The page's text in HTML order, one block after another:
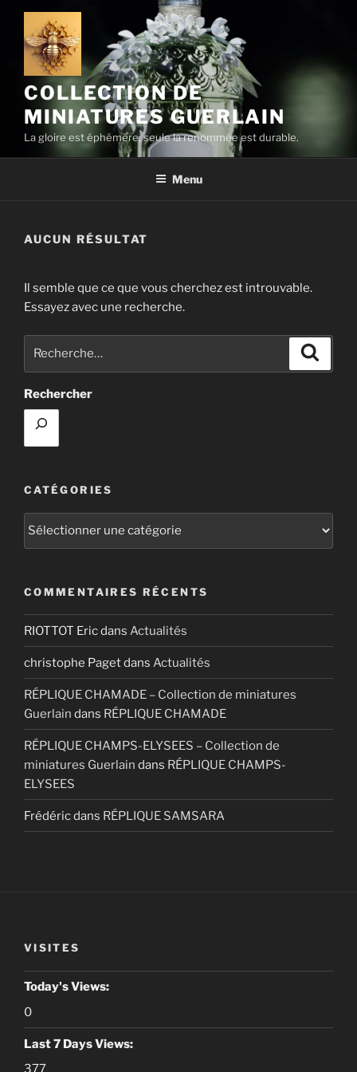
Aller
contenu
principal
COLLECTION DE
MINIATURES GUERLAIN
La gloire est éphémère, seule la renommée est durable.
Menu
AUCUN RÉSULTAT
Il semble que ce que vous cherchez est introuvable.
Essayez avec une recherche.
Rechercher
CATÉGORIES
COMMENTAIRES RÉCENTS
RIOTTOT Ericdans Actualités
christophe Pagetdans Actualités
RÉPLIQUE CHAMADE – Collection de miniatures
Guerlain dans RÉPLIQUE CHAMADE
RÉPLIQUE CHAMPS-ELYSEES – Collection de
miniatures Guerlain dans RÉPLIQUE CHAMPS-
ELYSEES
Frédéricdans RÉPLIQUE SAMSARA
VISITES
Today's Views:
0
Last 7 Days Views:
377